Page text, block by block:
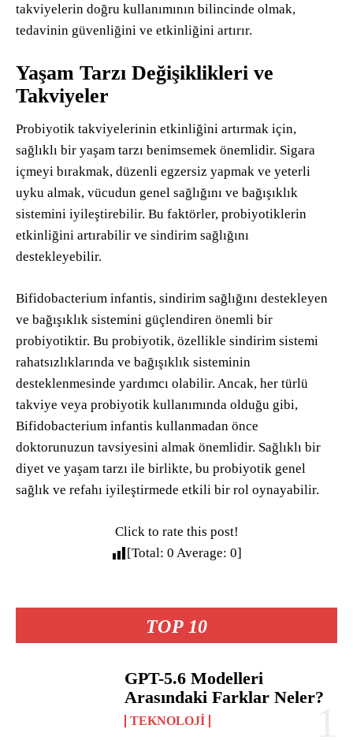
TOP 10
GPT-5.6 Modelleri
Arasındaki Farklar Neler?
TEKNOLOJI
takviyelerin doğru kullanımının bilincinde olmak,
tedavinin güvenliğini ve etkinliğini artırır.
Yaşam Tarzı Değişiklikleri ve
Takviyeler
Probiyotik takviyelerinin etkinliğini artırmak için,
sağlıklı bir yaşam tarzı benimsemek önemlidir. Sigara
içmeyi bırakmak, düzenli egzersiz yapmak ve yeterli
uyku almak, vücudun genel sağlığını ve bağışıklık
sistemini iyileştirebilir. Bu faktörler, probiyotiklerin
etkinliğini artırabilir ve sindirim sağlığını
destekleyebilir.
Bifidobacterium infantis, sindirim sağlığını destekleyen
ve bağışıklık sistemini güçlendiren önemli bir
probiyotiktir. Bu probiyotik, özellikle sindirim sistemi
rahatsızlıklarında ve bağışıklık sisteminin
desteklenmesinde yardımcı olabilir. Ancak, her türlü
takviye veya probiyotik kullanımında olduğu gibi,
Bifidobacterium infantis kullanmadan önce
doktorunuzun tavsiyesini almak önemlidir. Sağlıklı bir
diyet ve yaşam tarzı ile birlikte, bu probiyotik genel
sağlık ve refahı iyileştirmede etkili bir rol oynayabilir.
Click to rate this post!
[Total: 0 Average: 0]